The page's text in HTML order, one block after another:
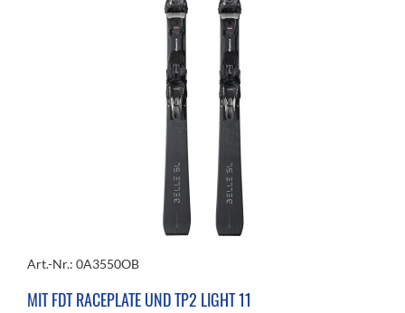
Art.-Nr.: 0A3550OB
MIT FDT RACEPLATE UND TP2 LIGHT 11